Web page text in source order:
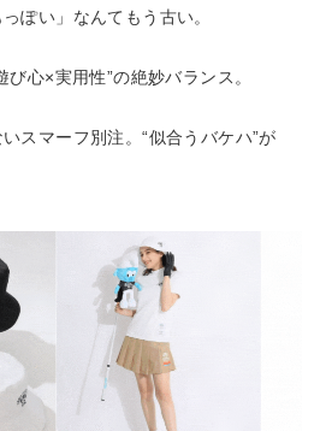
ぽい」なんてもう古い。
び心×実用性”の絶妙バランス。
スマーフ別注。“似合うバケハ”が